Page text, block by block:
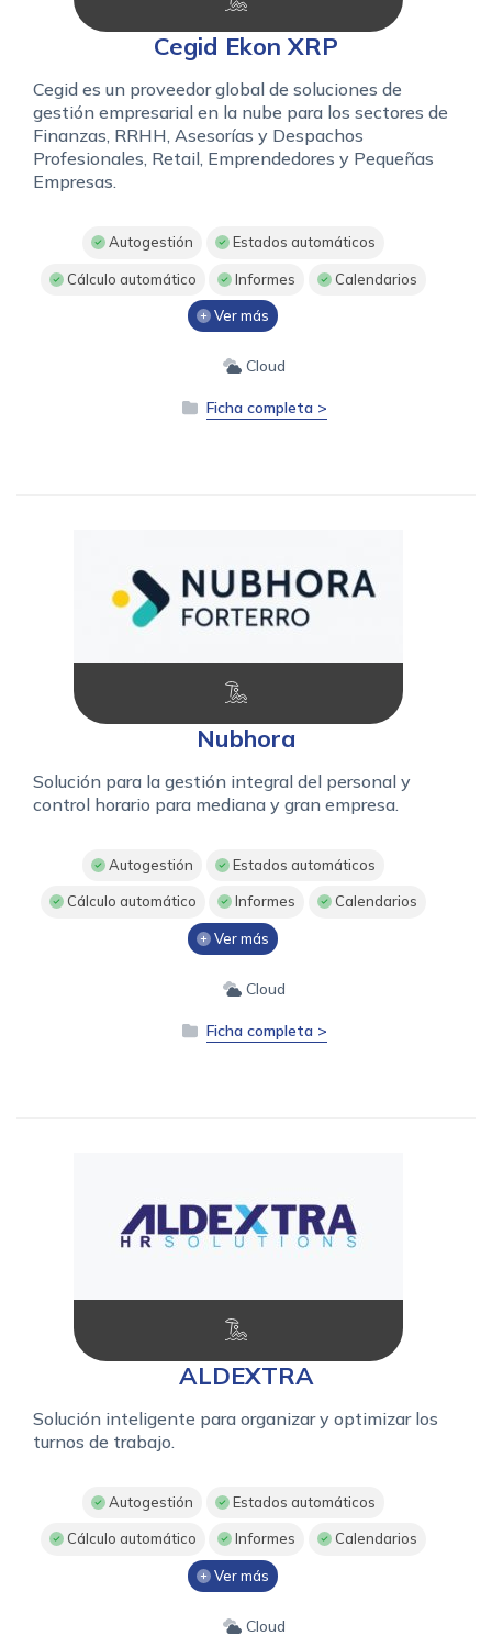
Cegid Ekon XRP
Cegid es un proveedor global de soluciones de
gestión empresarial en la nube para los sectores de
Finanzas, RRHH, Asesorías y Despachos
Profesionales, Retail, Emprendedores y Pequeñas
Empresas.
Autogestión Estados automáticos
Cálculo automático Informes Calendarios
Ver más
Cloud
Ficha completa >
Nubhora
Solución para la gestión integral del personal y
control horario para mediana y gran empresa.
Autogestión Estados automáticos
Cálculo automático Informes Calendarios
Ver más
Cloud
Ficha completa >
ALDEXTRA
Solución inteligente para organizar y optimizar los
turnos de trabajo.
Autogestión Estados automáticos
Cálculo automático Informes Calendarios
Ver más
Cloud